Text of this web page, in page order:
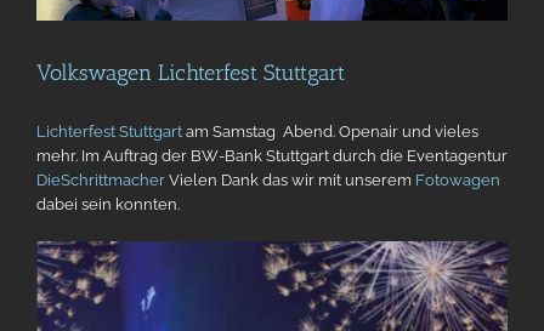
Volkswagen Lichterfest Stuttgart
Lichterfest Stuttgart am Samstag Abend. Openair und vieles
mehr. Im Auftrag der BW-Bank Stuttgart durch die Eventagentur
DieSchrittmacher Vielen Dank das wir mit unserem Fotowagen
dabei sein konnten.